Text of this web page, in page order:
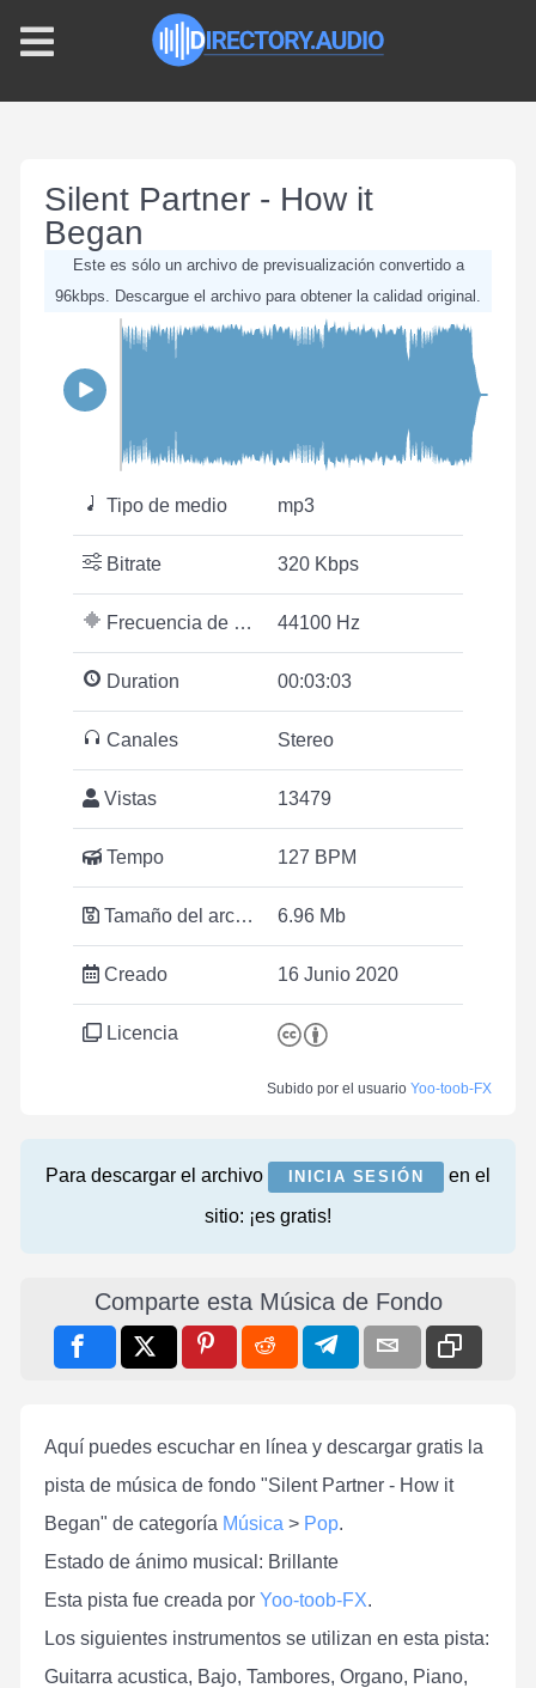
Silent Partner - How it
Began
Este es sólo un archivo de previsualización convertido a
96kbps. Descargue el archivo para obtener la calidad original.
Tipo de medio mp3
Bitrate 320 Kbps
Frecuencia de muestreo 44100 Hz
Duration 00:03:03
Canales Stereo
Vistas 13479
Tempo 127 BPM
Tamaño del archivo 6.96 Mb
Creado 16 Junio 2020
Licencia
Subido por el usuario Yoo-toob-FX
Para descargar el archivo INICIA SESIÓN
en el
sitio: ¡es gratis!
Comparte esta Música de Fondo
Aquí puedes escuchar en línea y descargar gratis la
pista de música de fondo "Silent Partner - How it
Began" de categoría Música > Pop.
Estado de ánimo musical: Brillante
Esta pista fue creada por Yoo-toob-FX.
Los siguientes instrumentos se utilizan en esta pista:
Guitarra acustica, Bajo, Tambores, Organo, Piano,